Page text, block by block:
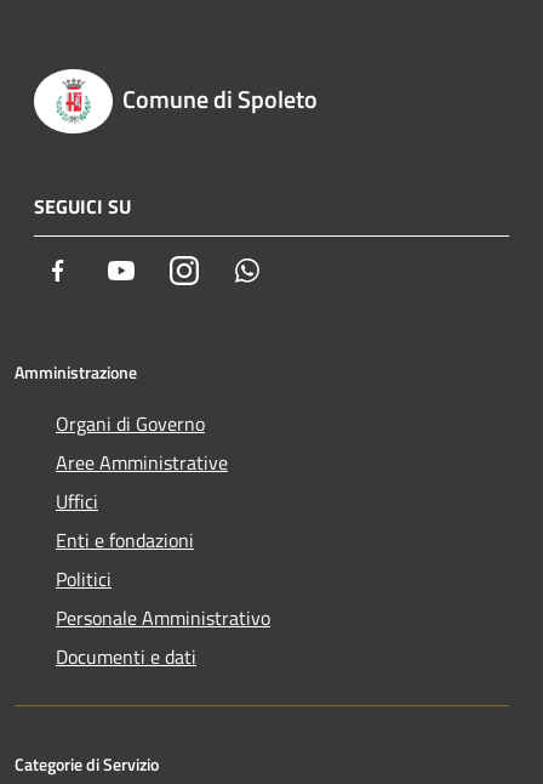
Comune di Spoleto
SEGUICI SU
Facebook YoutubeInstagram
Amministrazione
Organi di Governo
Aree Amministrative
Uffici
Enti e fondazioni
Politici
Personale Amministrativo
Documenti e dati
Categorie di Servizio